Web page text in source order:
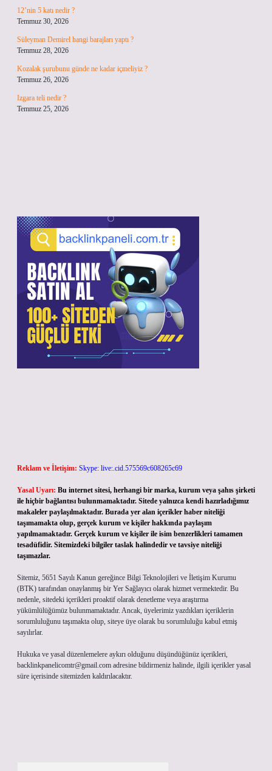
12’nin 5 katı nedir ?
Temmuz 30, 2026
Süleyman Demirel hangi barajları yaptı ?
Temmuz 28, 2026
Kozalak şurubunu günde ne kadar içmeliyiz ?
Temmuz 26, 2026
Izgara teli nedir ?
Temmuz 25, 2026
Reklam ve İletişim: Skype: live:.cid.575569c608265c69
Yasal Uyarı: Bu internet sitesi, herhangi bir marka, kurum veya şahıs şirketi
ile hiçbir bağlantısı bulunmamaktadır. Sitede yalnızca kendi hazırladığımız
makaleler paylaşılmaktadır. Burada yer alan içerikler haber niteliği
taşımamakta olup, gerçek kurum ve kişiler hakkında paylaşım
yapılmamaktadır. Gerçek kurum ve kişiler ile isim benzerlikleri tamamen
tesadüfidir. Sitemizdeki bilgiler taslak halindedir ve tavsiye niteliği
taşımazlar.
Sitemiz, 5651 Sayılı Kanun gereğince Bilgi Teknolojileri ve İletişim Kurumu
(BTK) tarafından onaylanmış bir Yer Sağlayıcı olarak hizmet vermektedir. Bu
nedenle, sitedeki içerikleri proaktif olarak denetleme veya araştırma
yükümlülüğümüz bulunmamaktadır. Ancak, üyelerimiz yazdıkları içeriklerin
sorumluluğunu taşımakta olup, siteye üye olarak bu sorumluluğu kabul etmiş
sayılırlar.
Hukuka ve yasal düzenlemelere aykırı olduğunu düşündüğünüz içerikleri,
backlinkpanelicomtr@gmail.com adresine bildirmeniz halinde, ilgili içerikler yasal
süre içerisinde sitemizden kaldırılacaktır.